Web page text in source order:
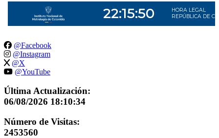
@Facebook
@Instagram
@X
@YouTube
Última Actualización:
06/08/2026 18:10:34
Número de Visitas:
2453560